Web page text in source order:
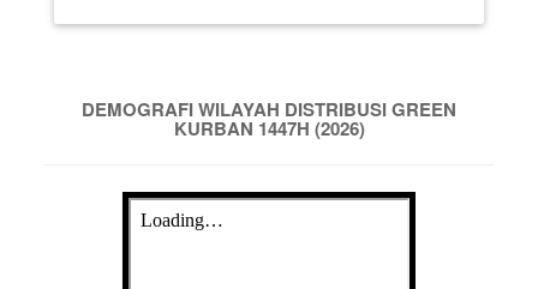
DEMOGRAFI WILAYAH DISTRIBUSI GREEN
KURBAN 1447H (2026)